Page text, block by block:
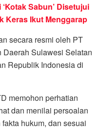
Sabun’ Disetujui
Keras Ikut Menggarap
secara resmi oleh PT
Sulawesi Selatan
Republik Indonesia di
memohon perhatian
dan menilai persoalan
hukum, dan sesuai